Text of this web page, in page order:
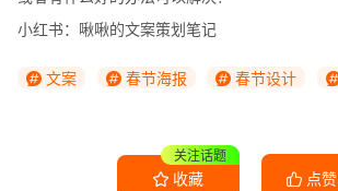
小红书：啾啾的文案策划笔记
文案 春节海报 春节设计
收藏
关注话题
点赞